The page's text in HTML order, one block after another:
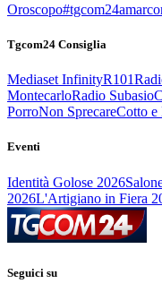
Oroscopo
Tgcom24 Consiglia
Mediaset InfinityR101
MontecarloRadio Subasio
PorroNon SprecareCotto e
Eventi
Identità Golose 2026
2026L'Artigiano in Fiera
Seguici su